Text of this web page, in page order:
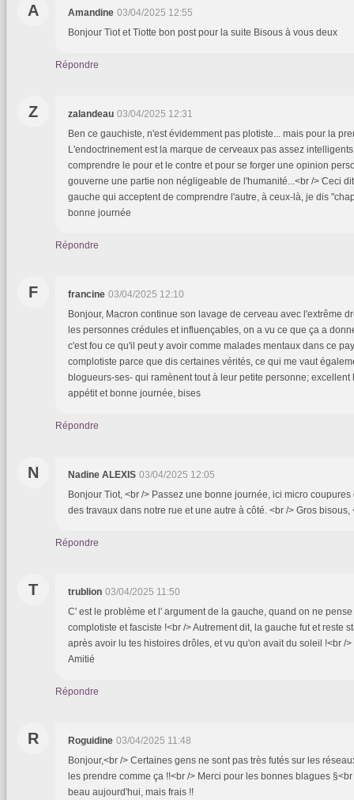
A Amandine 03/04/2025 12:55
Bonjour Tiot et Tiotte bon post pour la suite Bisous à vous deux
Répondre
Z zalandeau 03/04/2025 12:31
Ben ce gauchiste, n'est évidemment pas plotiste... mais pour la
L'endoctrinement est la marque de cerveaux pas assez
comprendre le pour et le contre et pour se forger une opinion
gouverne une partie non négligeable de l'humanité...<br /> Ceci
gauche qui acceptent de comprendre l'autre, à ceux-là, je dis
bonne journée
Répondre
F francine 03/04/2025 12:10
Bonjour, Macron continue son lavage de cerveau avec l'extrême
les personnes crédules et influençables, on a vu ce que ça a
c'est fou ce qu'il peut y avoir comme malades mentaux dans ce
complotiste parce que dis certaines vérités, ce qui me vaut
blogueurs-ses- qui ramènent tout à leur petite personne; excellent
appétit et bonne journée, bises
Répondre
N Nadine ALEXIS 03/04/2025 12:05
Bonjour Tiot, <br /> Passez une bonne journée, ici micro coupures
des travaux dans notre rue et une autre à côté. <br /> Gros bisous,
Répondre
T trublion 03/04/2025 11:50
C' est le problème et l' argument de la gauche, quand on ne
complotiste et fasciste !<br /> Autrement dit, la gauche fut et reste
après avoir lu tes histoires drôles, et vu qu'on avait du soleil !<br /
Amitié
Répondre
R Roguidine 03/04/2025 11:48
Bonjour,<br /> Certaines gens ne sont pas très futés sur les
les prendre comme ça !!<br /> Merci pour les bonnes blagues
beau aujourd'hui, mais frais !!